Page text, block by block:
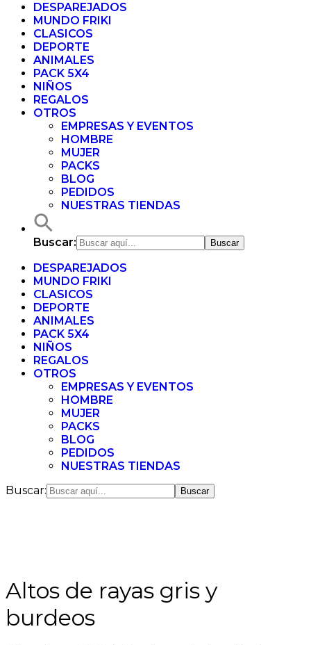
DESPAREJADOS
MUNDO FRIKI
CLASICOS
DEPORTE
ANIMALES
PACK 5X4
NIÑOS
REGALOS
OTROS
EMPRESAS Y EVENTOS
HOMBRE
MUJER
PACKS
BLOG
PEDIDOS
NUESTRAS TIENDAS
Buscar:
DESPAREJADOS
MUNDO FRIKI
CLASICOS
DEPORTE
ANIMALES
PACK 5X4
NIÑOS
REGALOS
OTROS
EMPRESAS Y EVENTOS
HOMBRE
MUJER
PACKS
BLOG
PEDIDOS
NUESTRAS TIENDAS
Buscar:
Altos de rayas gris y
burdeos